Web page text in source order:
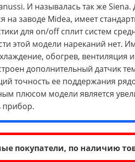
И называлась так же
на заводе Midea, имеет
для on/off сплит систем
этой модели нареканий нет.
обогрев, вентиляция
дополнительный датчик
точность ее поддержания
плюсом модели является
прибор.
покупатели, по наличию